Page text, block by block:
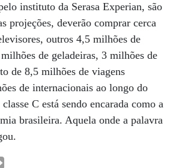
instituto da Serasa Experian, são
projeções, deverão comprar cerca
outros 4,5 milhões de
de geladeiras, 3 milhões de
de 8,5 milhões de viagens
de internacionais ao longo do
C está sendo encarada como a
brasileira. Aquela onde a palavra